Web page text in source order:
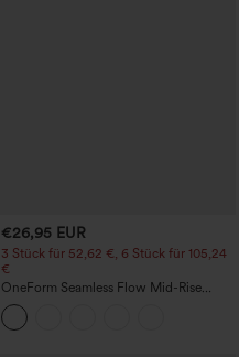
€26,95 EUR
3 Stück für 52,62 €, 6 Stück für 105,24
€
OneForm Seamless Flow Mid-Rise
Yoga-Leggings - mittelhoher Bund,
bauchformend und mit Po-Lifting-
Effekt